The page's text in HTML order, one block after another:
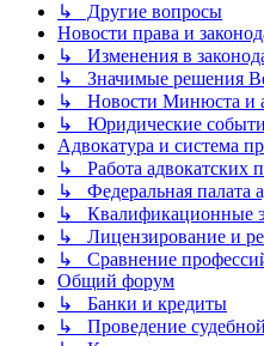
↳ Другие вопросы
Новости права и
↳ Изменения в
↳ Значимые решения
↳ Новости Минюста и
↳ Юридические
Адвокатура и система
↳ Работа адвокатских
↳ Федеральная палата
↳ Квалификационные
↳ Лицензирование и
↳ Сравнение
Общий форум
↳ Банки и кредиты
↳ Проведение